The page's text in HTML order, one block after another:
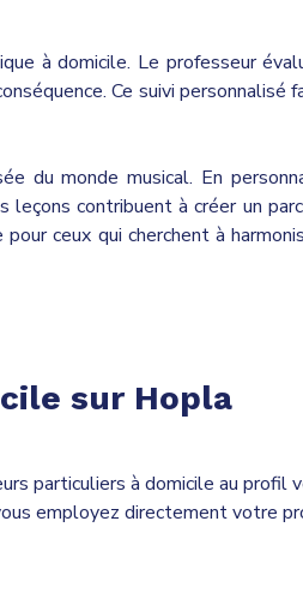
à domicile. Le professeur
Ce suivi
du monde musical. En
contribuent à créer un
ceux qui cherchent à
sur Hopla
particuliers à domicile au profil
employez directement votre